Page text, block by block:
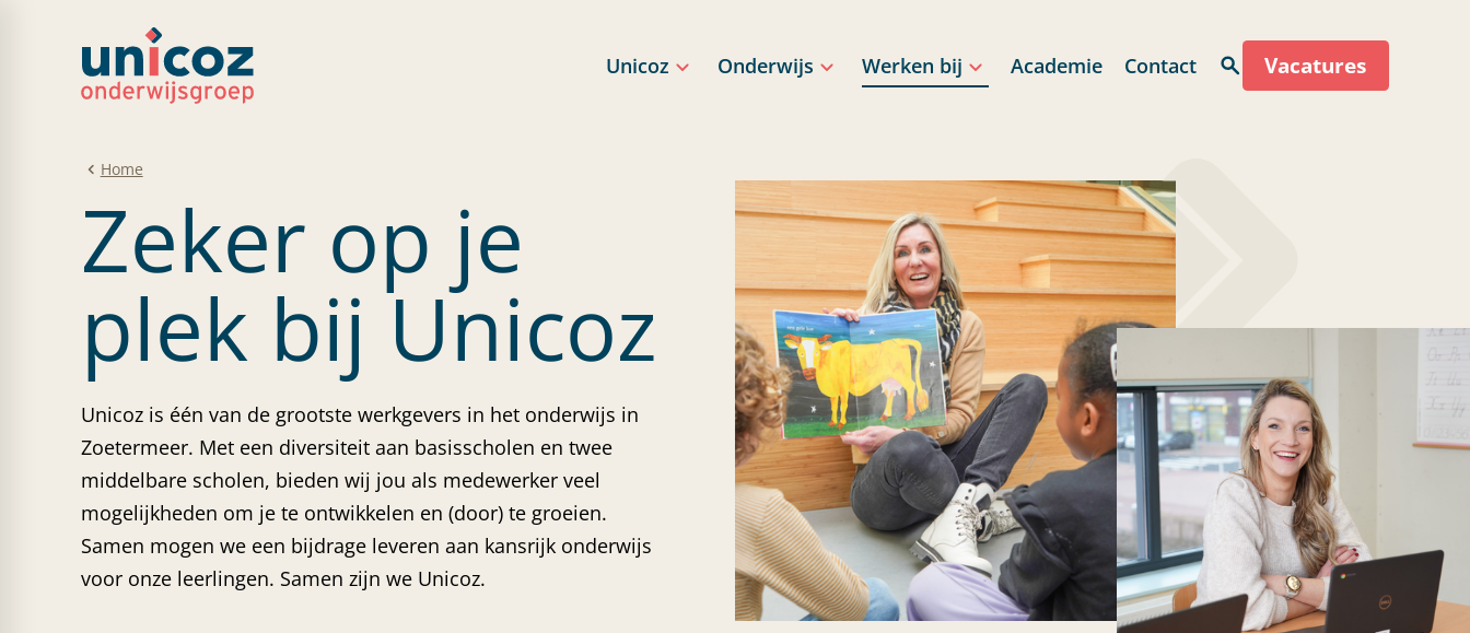
Unicoz Onderwijs Werken bij Academie Contact Vacatures
Home
Zeker op je
plek bij Unicoz
Unicoz is één van de grootste werkgevers in het onderwijs in
Zoetermeer. Met een diversiteit aan basisscholen en twee
middelbare scholen, bieden wij jou als medewerker veel
mogelijkheden om je te ontwikkelen en (door) te groeien.
Samen mogen we een bijdrage leveren aan kansrijk onderwijs
voor onze leerlingen. Samen zijn we Unicoz.